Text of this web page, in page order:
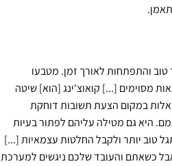
טוב והתפתחות לאורך זמן. מטבעו
מסוימים [...] קואוצ'ינג [הוא] שיטה
במקום הצעת תשובות דוחקת
היא גם מטילה עליהם לפתור בעיות
טוב יותר ולקבל החלטות עצמאיות [...]
כשאתם והעובד שלכם ניגשים למערכת